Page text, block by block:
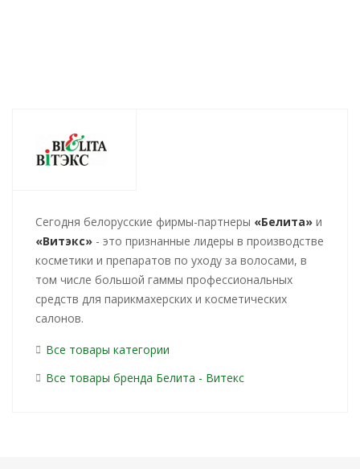
Cегодня белорусские фирмы-партнеры «Белита» и
«Витэкс» - это признанные лидеры в производстве
косметики и препаратов по уходу за волосами, в
том числе большой гаммы профессиональных
средств для парикмахерских и косметических
салонов.
Все товары категории
Все товары бренда Белита - Витекс